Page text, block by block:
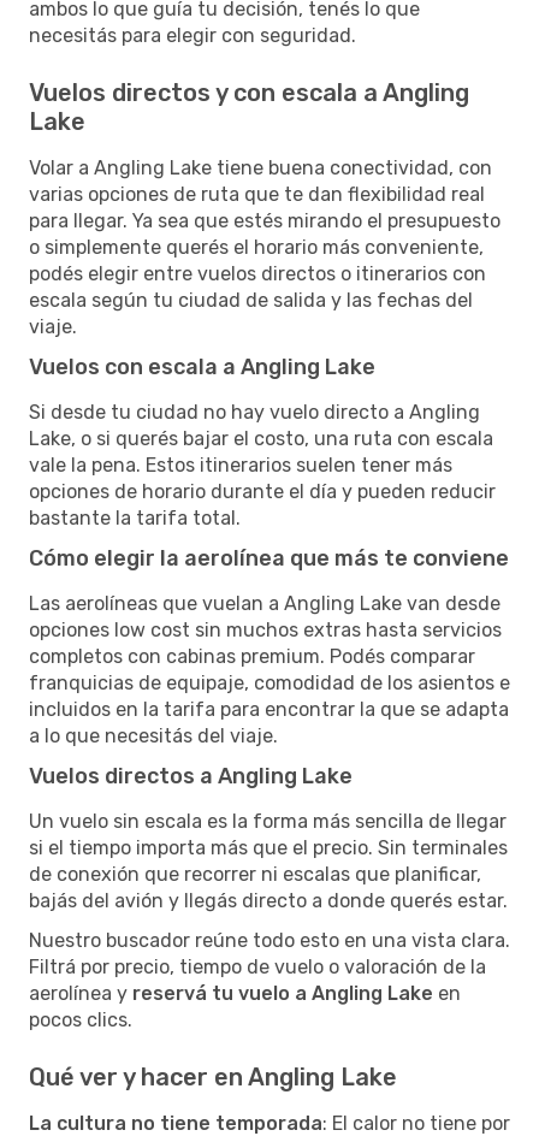
ambos lo que guía tu decisión, tenés lo que
necesitás para elegir con seguridad.
Vuelos directos y con escala a Angling
Lake
Volar a Angling Lake tiene buena conectividad, con
varias opciones de ruta que te dan flexibilidad real
para llegar. Ya sea que estés mirando el presupuesto
o simplemente querés el horario más conveniente,
podés elegir entre vuelos directos o itinerarios con
escala según tu ciudad de salida y las fechas del
viaje.
Vuelos con escala a Angling Lake
Si desde tu ciudad no hay vuelo directo a Angling
Lake, o si querés bajar el costo, una ruta con escala
vale la pena. Estos itinerarios suelen tener más
opciones de horario durante el día y pueden reducir
bastante la tarifa total.
Cómo elegir la aerolínea que más te conviene
Las aerolíneas que vuelan a Angling Lake van desde
opciones low cost sin muchos extras hasta servicios
completos con cabinas premium. Podés comparar
franquicias de equipaje, comodidad de los asientos e
incluidos en la tarifa para encontrar la que se adapta
a lo que necesitás del viaje.
Vuelos directos a Angling Lake
Un vuelo sin escala es la forma más sencilla de llegar
si el tiempo importa más que el precio. Sin terminales
de conexión que recorrer ni escalas que planificar,
bajás del avión y llegás directo a donde querés estar.
Nuestro buscador reúne todo esto en una vista clara.
Filtrá por precio, tiempo de vuelo o valoración de la
aerolínea y reservá tu vuelo a Angling Lake en
pocos clics.
Qué ver y hacer en Angling Lake
La cultura no tiene temporada: El calor no tiene por